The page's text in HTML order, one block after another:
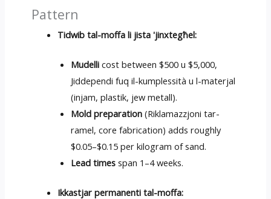
Pattern
Tidwib tal-moffa li jista 'jinxtegħel:
Mudelli cost between $500 u $5,000,
Jiddependi fuq il-kumplessità u l-materjal
(injam, plastik, jew metall).
Mold preparation (Riklamazzjoni tar-
ramel,core fabrication)adds roughly
$0.05–$0.15 per kilogram of sand.
Lead times span 1–4 weeks.
Ikkastjar permanenti tal-moffa: